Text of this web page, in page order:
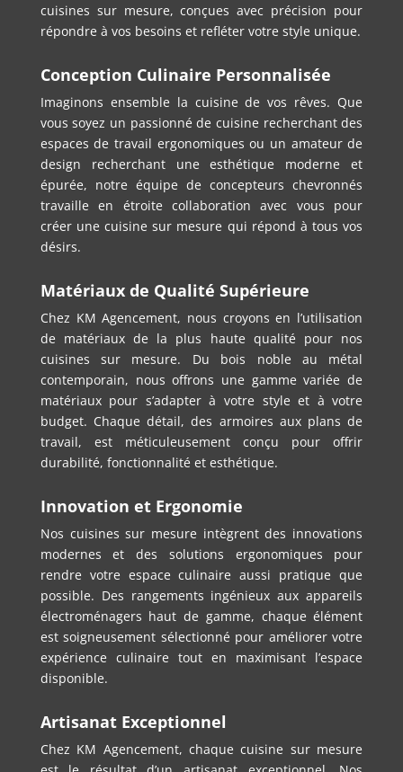
cuisines sur mesure, conçues avec précision pour
répondre à vos besoins et refléter votre style unique.
Conception Culinaire Personnalisée
Imaginons ensemble la cuisine de vos rêves. Que
vous soyez un passionné de cuisine recherchant des
espaces de travail ergonomiques ou un amateur de
design recherchant une esthétique moderne et
épurée, notre équipe de concepteurs chevronnés
travaille en étroite collaboration avec vous pour
créer une cuisine sur mesure qui répond à tous vos
désirs.
Matériaux de Qualité Supérieure
Chez KM Agencement, nous croyons en l’utilisation
de matériaux de la plus haute qualité pour nos
cuisines sur mesure. Du bois noble au métal
contemporain, nous offrons une gamme variée de
matériaux pour s’adapter à votre style et à votre
budget. Chaque détail, des armoires aux plans de
travail, est méticuleusement conçu pour offrir
durabilité, fonctionnalité et esthétique.
Innovation et Ergonomie
Nos cuisines sur mesure intègrent des innovations
modernes et des solutions ergonomiques pour
rendre votre espace culinaire aussi pratique que
possible. Des rangements ingénieux aux appareils
électroménagers haut de gamme, chaque élément
est soigneusement sélectionné pour améliorer votre
expérience culinaire tout en maximisant l’espace
disponible.
Artisanat Exceptionnel
Chez KM Agencement, chaque cuisine sur mesure